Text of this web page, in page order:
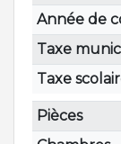
Année de
Taxe
Taxe
Pièces